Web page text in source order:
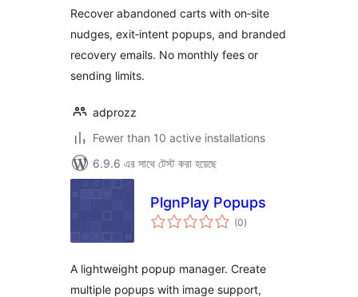
WooCommerce
Recover abandoned carts with on‑site
nudges, exit‑intent popups, and branded
recovery emails. No monthly fees or
sending limits.
adprozz
Fewer than 10 active installations
6.9.6 এর সাথে টেস্ট করা হয়েছে
PlgnPlay Popups
(0total
ratings
)
A lightweight popup manager. Create
multiple popups with image support,